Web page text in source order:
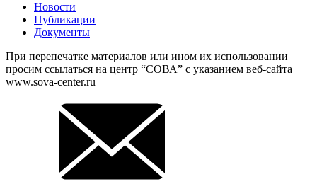
Новости
Публикации
Документы
При перепечатке материалов или ином их использовании
просим ссылаться на центр “СОВА” с указанием веб-сайта
www.sova-center.ru